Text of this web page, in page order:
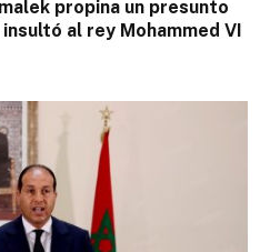
propina un presunto
al rey Mohammed VI